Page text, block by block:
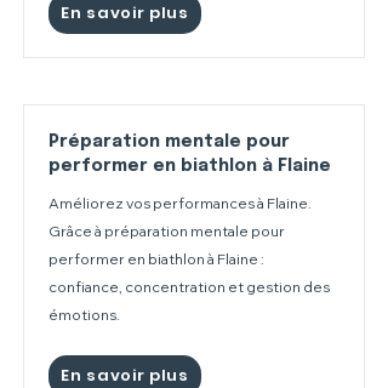
En savoir plus
Préparation mentale pour
performer en biathlon à Flaine
Améliorez vos performances à Flaine.
Grâce à préparation mentale pour
performer en biathlon à Flaine :
confiance, concentration et gestion des
émotions.
En savoir plus